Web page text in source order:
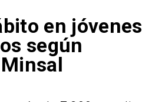
en jóvenes
según